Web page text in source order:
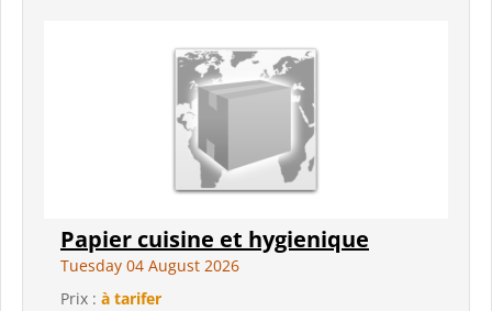
Papier cuisine et hygienique
Tuesday 04 August 2026
Prix : à tarifer